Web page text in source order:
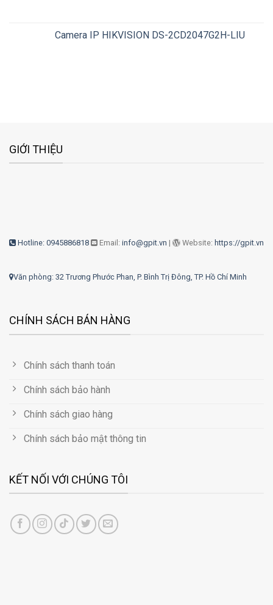
Camera IP HIKVISION DS-2CD2047G2H-LIU
GIỚI THIỆU
Hotline: 0945886818 Email: info@gpit.vn | Website: https://gpit.vn
Văn phòng: 32 Trương Phước Phan, P. Bình Trị Đông, TP. Hồ Chí Minh
CHÍNH SÁCH BÁN HÀNG
Chính sách thanh toán
Chính sách bảo hành
Chính sách giao hàng
Chính sách bảo mật thông tin
KẾT NỐI VỚI CHÚNG TÔI